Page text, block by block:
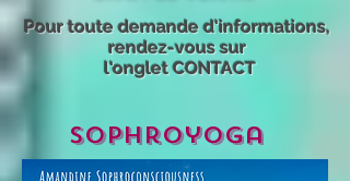
Pour toute demande d'informations,
rendez-vous sur
l'onglet CONTACT
Sophroyoga